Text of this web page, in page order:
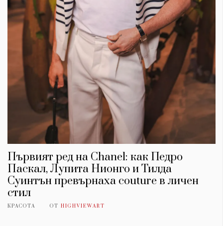
Първият ред на Chanel: как Педро
Паскал, Лупита Нионго и Тилда
Суинтън превърнаха couture в личен
стил
КРАСОТА ОТ HIGHVIEWART